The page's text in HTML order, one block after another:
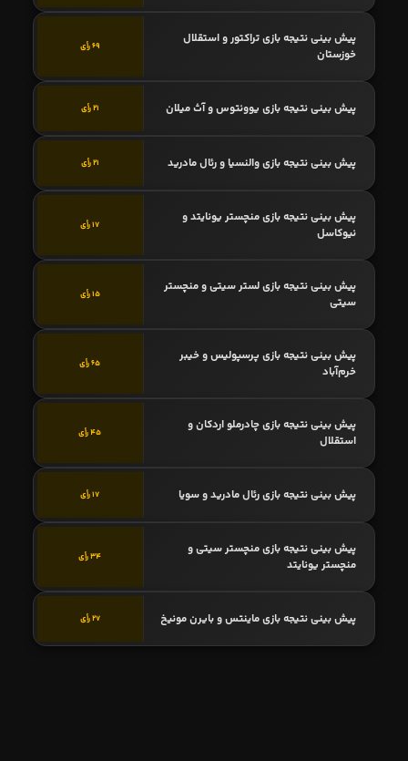
پیش بینی نتیجه بازی تراکتور و استقلال
خوزستان
69 رأی
پیش بینی نتیجه بازی یوونتوس و آث میلان 21 رأی
پیش بینی نتیجه بازی والنسیا و رئال مادرید 21 رأی
پیش بینی نتیجه بازی منچستر یونایتد و
نیوکاسل
17 رأی
پیش بینی نتیجه بازی لستر سیتی و منچستر
سیتی
15 رأی
پیش بینی نتیجه بازی پرسپولیس و خیبر
خرم‌آباد
65 رأی
پیش بینی نتیجه بازی چادرملو اردکان و
استقلال
45 رأی
پیش بینی نتیجه بازی رئال مادرید و سویا 17 رأی
پیش بینی نتیجه بازی منچستر سیتی و
منچستر یونایتد
34 رأی
پیش بینی نتیجه بازی ماینتس و بایرن مونیخ 27 رأی